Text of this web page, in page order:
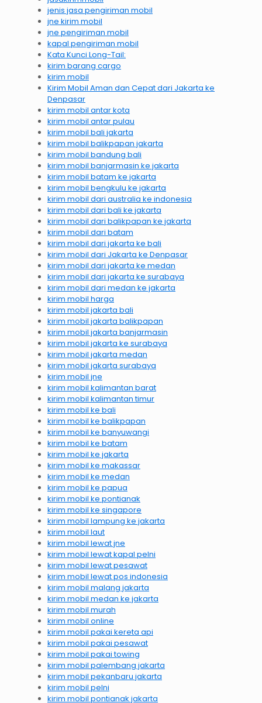
jenis jasa pengiriman mobil
jne kirim mobil
jne pengiriman mobil
kapal pengiriman mobil
Kata Kunci Long-Tail:
kirim barang cargo
kirim mobil
Kirim Mobil Aman dan Cepat dari Jakarta ke
Denpasar
kirim mobil antar kota
kirim mobil antar pulau
kirim mobil bali jakarta
kirim mobil balikpapan jakarta
kirim mobil bandung bali
kirim mobil banjarmasin ke jakarta
kirim mobil batam ke jakarta
kirim mobil bengkulu ke jakarta
kirim mobil dari australia ke indonesia
kirim mobil dari bali ke jakarta
kirim mobil dari balikpapan ke jakarta
kirim mobil dari batam
kirim mobil dari jakarta ke bali
kirim mobil dari Jakarta ke Denpasar
kirim mobil dari jakarta ke medan
kirim mobil dari jakarta ke surabaya
kirim mobil dari medan ke jakarta
kirim mobil harga
kirim mobil jakarta bali
kirim mobil jakarta balikpapan
kirim mobil jakarta banjarmasin
kirim mobil jakarta ke surabaya
kirim mobil jakarta medan
kirim mobil jakarta surabaya
kirim mobil jne
kirim mobil kalimantan barat
kirim mobil kalimantan timur
kirim mobil ke bali
kirim mobil ke balikpapan
kirim mobil ke banyuwangi
kirim mobil ke batam
kirim mobil ke jakarta
kirim mobil ke makassar
kirim mobil ke medan
kirim mobil ke papua
kirim mobil ke pontianak
kirim mobil ke singapore
kirim mobil lampung ke jakarta
kirim mobil laut
kirim mobil lewat jne
kirim mobil lewat kapal pelni
kirim mobil lewat pesawat
kirim mobil lewat pos indonesia
kirim mobil malang jakarta
kirim mobil medan ke jakarta
kirim mobil murah
kirim mobil online
kirim mobil pakai kereta api
kirim mobil pakai pesawat
kirim mobil pakai towing
kirim mobil palembang jakarta
kirim mobil pekanbaru jakarta
kirim mobil pelni
kirim mobil pontianak jakarta